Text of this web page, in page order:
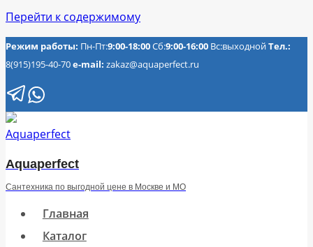
Перейти к содержимому
Режим работы: Пн-Пт:9:00-18:00Сб:9:00-16:00 Вс:выходнойТел.:
8(915)195-40-70e-mail: zakaz@aquaperfect.ru
Aquaperfect
Сантехника по выгодной цене в Москве и МО
Главная
Каталог